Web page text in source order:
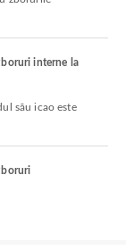
interne la